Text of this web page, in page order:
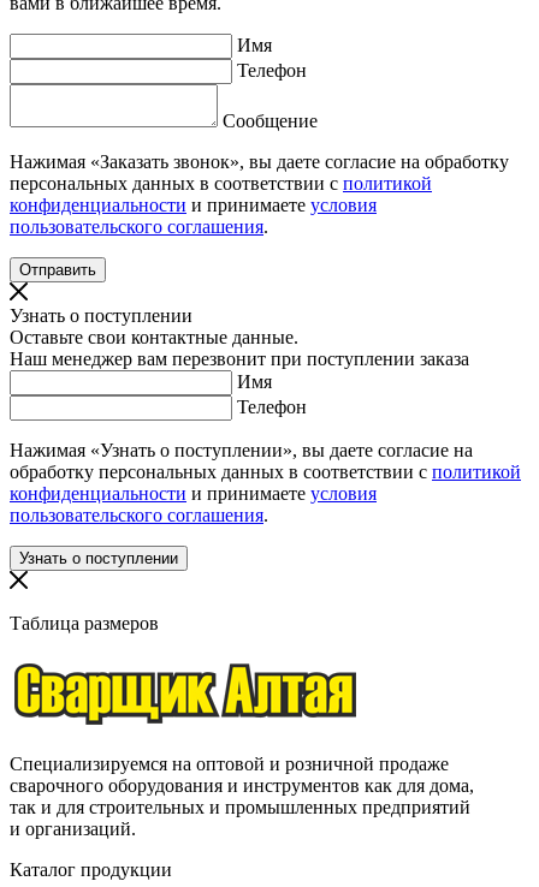
Имя
Телефон
Сообщение
Нажимая «Заказать звонок», вы даете согласие на обработку
персональных данных в соответствии с политикой
конфиденциальности и принимаете условия
пользовательского соглашения.
Узнать о поступлении
Оставьте свои контактные данные.
Наш менеджер вам перезвонит при поступлении заказа
Имя
Телефон
Нажимая «Узнать о поступлении», вы даете согласие на
обработку персональных данных в соответствии с политикой
конфиденциальности и принимаете условия
пользовательского соглашения.
Таблица размеров
Специализируемся на оптовой и розничной продаже
сварочного оборудования и инструментов как для дома,
так и для строительных и промышленных предприятий
и организаций.
Каталог продукции